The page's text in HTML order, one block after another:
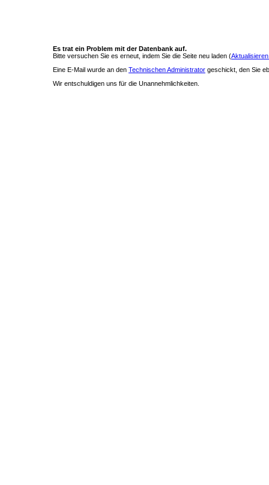
Es trat ein Problem mit der Datenbank auf.
Bitte versuchen Sie es erneut, indem Sie die Seite neu laden (
Eine E-Mail wurde an den Technischen Administrator geschickt, den Sie
Wir entschuldigen uns für die Unannehmlichkeiten.